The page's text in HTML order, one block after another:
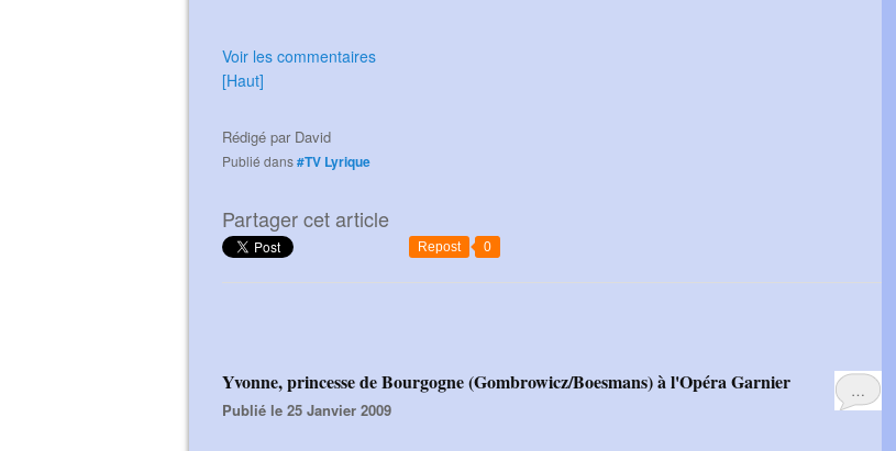
Voir les commentaires
[Haut]
Rédigé par David
Publié dans#TV Lyrique
Partager cet article
Repost 0
…
Yvonne, princesse de Bourgogne (Gombrowicz/Boesmans) à l'Opéra Garnier
Publié le 25 Janvier 2009